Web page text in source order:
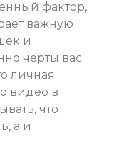
фактор,
важную
и
черты вас
личная
видео в
что
а и